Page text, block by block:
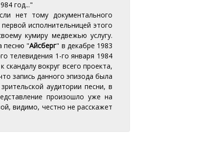
год..."
нет тому документального
исполнительницей этого
кумиру медвежью услугу.
песню "Айсберг" в декабре 1983
телевидения 1-го января 1984
вокруг всего проекта,
запись данного эпизода была
аудитории песни, в
произошло уже на
видимо, честно не расскажет